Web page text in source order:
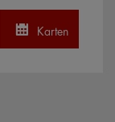
Karten